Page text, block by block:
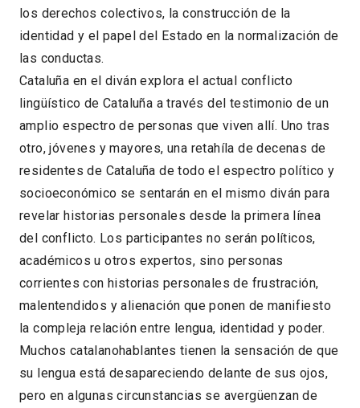
los derechos colectivos, la construcción de la
identidad y el papel del Estado en la normalización de
las conductas.
Cataluña en el diván explora el actual conflicto
lingüístico de Cataluña a través del testimonio de un
amplio espectro de personas que viven allí. Uno tras
otro, jóvenes y mayores, una retahíla de decenas de
residentes de Cataluña de todo el espectro político y
socioeconómico se sentarán en el mismo diván para
revelar historias personales desde la primera línea
del conflicto. Los participantes no serán políticos,
académicos u otros expertos, sino personas
corrientes con historias personales de frustración,
malentendidos y alienación que ponen de manifiesto
la compleja relación entre lengua, identidad y poder.
Muchos catalanohablantes tienen la sensación de que
su lengua está desapareciendo delante de sus ojos,
pero en algunas circunstancias se avergüenzan de